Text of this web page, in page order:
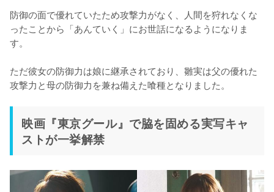
防御の面で優れていたため攻撃力がなく、人間を狩れなくな
ったことから「あんていく」にお世話になるようになりま
す。
ただ彼女の防御力は娘に継承されており、雛実は父の優れた
攻撃力と母の防御力を兼ね備えた喰種となりました。
映画『東京グール』で脇を固める実写キャ
ストが一挙解禁